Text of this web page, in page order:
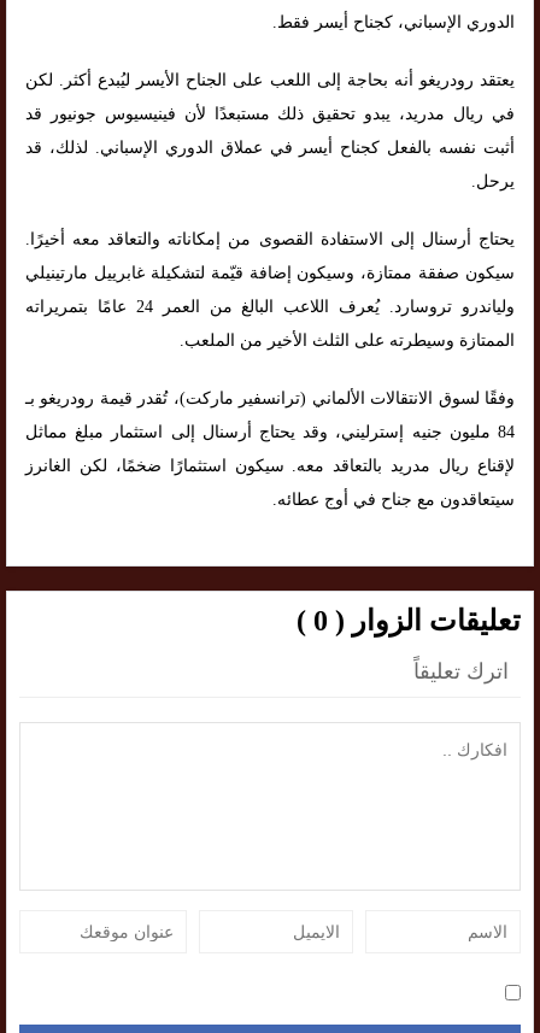
الدوري الإسباني، كجناح أيسر فقط.
يعتقد رودريغو أنه بحاجة إلى اللعب على الجناح الأيسر ليُبدع أكثر. لكن
في ريال مدريد، يبدو تحقيق ذلك مستبعدًا لأن فينيسيوس جونيور قد
أثبت نفسه بالفعل كجناح أيسر في عملاق الدوري الإسباني. لذلك، قد
يرحل.
يحتاج أرسنال إلى الاستفادة القصوى من إمكاناته والتعاقد معه أخيرًا.
سيكون صفقة ممتازة، وسيكون إضافة قيّمة لتشكيلة غابرييل مارتينيلي
ولياندرو تروسارد. يُعرف اللاعب البالغ من العمر 24 عامًا بتمريراته
الممتازة وسيطرته على الثلث الأخير من الملعب.
وفقًا لسوق الانتقالات الألماني (ترانسفير ماركت)، تُقدر قيمة رودريغو بـ
84 مليون جنيه إسترليني، وقد يحتاج أرسنال إلى استثمار مبلغ مماثل
لإقناع ريال مدريد بالتعاقد معه. سيكون استثمارًا ضخمًا، لكن الغانرز
سيتعاقدون مع جناح في أوج عطائه.
تعليقات الزوار ( 0 )
اترك تعليقاً